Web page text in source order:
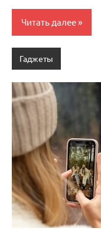
Читать далее
Гаджеты